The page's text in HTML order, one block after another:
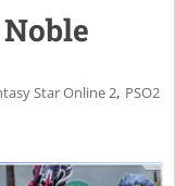
Star Online 2, PSO2